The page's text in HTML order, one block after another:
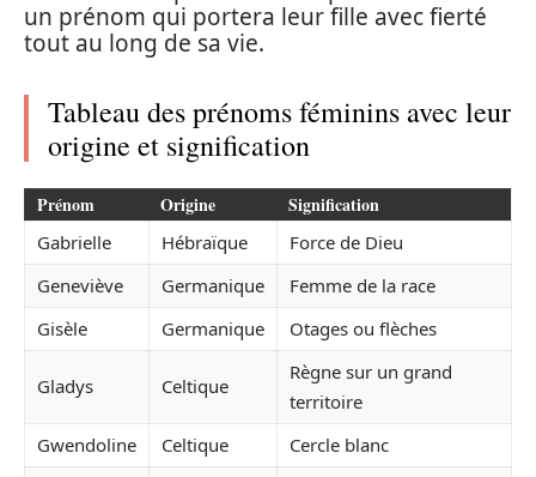
un prénom qui portera leur fille avec fierté
tout au long de sa vie.
Tableau des prénoms féminins avec leur
origine et signification
Prénom Origine Signification
Gabrielle Hébraïque
Force de Dieu
Geneviève
Germanique
Femme de la race
Gisèle
Germanique Otages ou flèches
Gladys Celtique
Règne sur un grand
territoire
Gwendoline
Celtique
Cercle blanc